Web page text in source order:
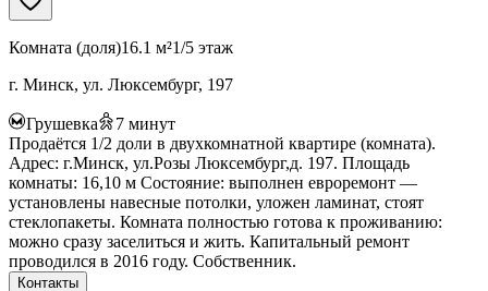
Комната (доля)16.1 м²1/5 этаж
г. Минск, ул. Люксембург, 197
Грушевка 7 минут
Продаётся 1/2 доли в двухкомнатной квартире (комната).
Адрес: г.Минск, ул.Розы Люксембург,д. 197. Площадь
комнаты: 16,10 м Состояние: выполнен евроремонт —
установлены навесные потолки, уложен ламинат, стоят
стеклопакеты. Комната полностью готова к проживанию:
можно сразу заселиться и жить. Капитальный ремонт
проводился в 2016 году. Собственник.
Контакты